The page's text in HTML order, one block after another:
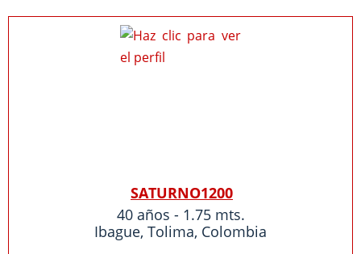
SATURNO1200
40 años - 1.75 mts.
Ibague, Tolima, Colombia